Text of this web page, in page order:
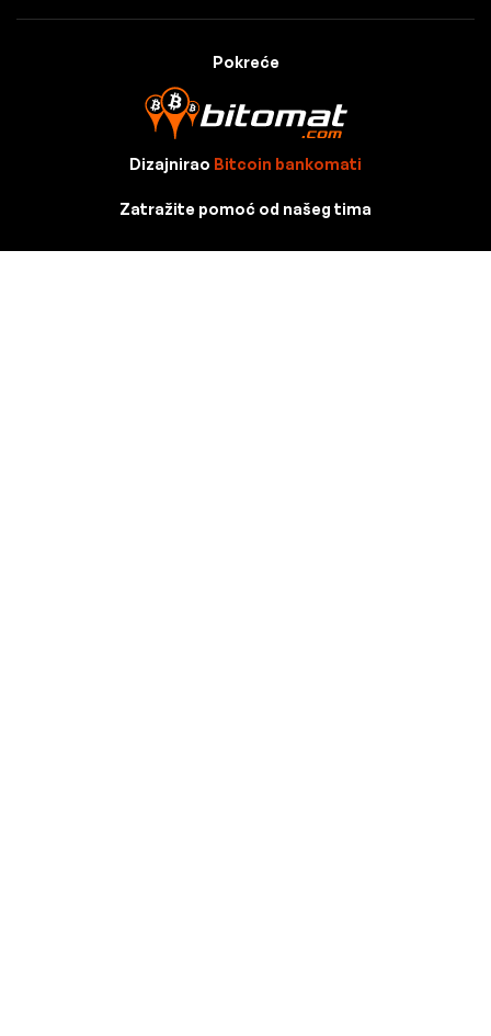
Pokreće
Dizajnirao Bitcoin bankomati
Zatražite pomoć od našeg tima